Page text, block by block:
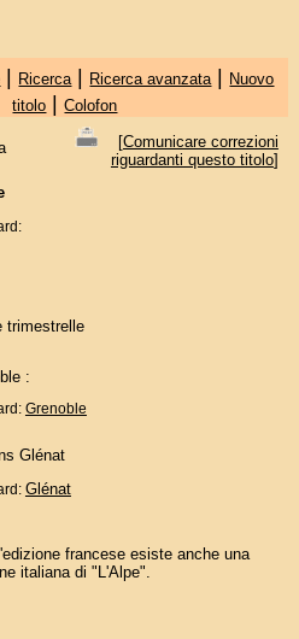
| Ricerca | Ricerca avanzata | Nuovo
titolo |Colofon
[Comunicare correzioni
riguardanti questo titolo]
trimestrelle
:
Grenoble
Glénat
Glénat
francese esiste anche una
italiana di "L'Alpe".